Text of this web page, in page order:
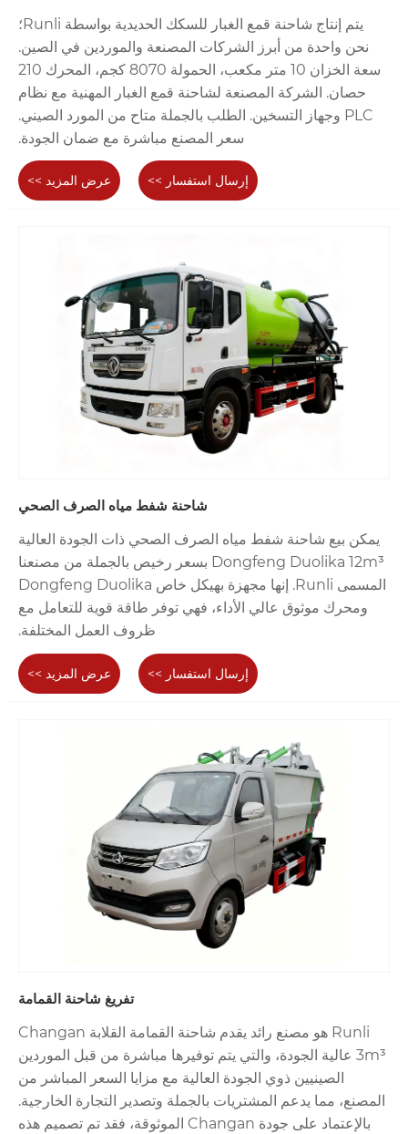
يتم إنتاج شاحنة قمع الغبار للسكك الحديدية بواسطة Runli؛
نحن واحدة من أبرز الشركات المصنعة والموردين في الصين.
سعة الخزان 10 متر مكعب، الحمولة 8070 كجم، المحرك 210
حصان. الشركة المصنعة لشاحنة قمع الغبار المهنية مع نظام
PLC وجهاز التسخين. الطلب بالجملة متاح من المورد الصيني.
سعر المصنع مباشرة مع ضمان الجودة.
عرض المزيد >> إرسال استفسار >>
شاحنة شفط مياه الصرف الصحي
يمكن بيع شاحنة شفط مياه الصرف الصحي ذات الجودة العالية
Dongfeng Duolika 12m³ بسعر رخيص بالجملة من مصنعنا
المسمى Runli. إنها مجهزة بهيكل خاص Dongfeng Duolika
ومحرك موثوق عالي الأداء، فهي توفر طاقة قوية للتعامل مع
ظروف العمل المختلفة.
عرض المزيد >> إرسال استفسار >>
تفريغ شاحنة القمامة
Runli هو مصنع رائد يقدم شاحنة القمامة القلابة Changan
3m³ عالية الجودة، والتي يتم توفيرها مباشرة من قبل الموردين
الصينيين ذوي الجودة العالية مع مزايا السعر المباشر من
المصنع، مما يدعم المشتريات بالجملة وتصدير التجارة الخارجية.
بالإعتماد على جودة Changan الموثوقة، فقد تم تصميم هذه